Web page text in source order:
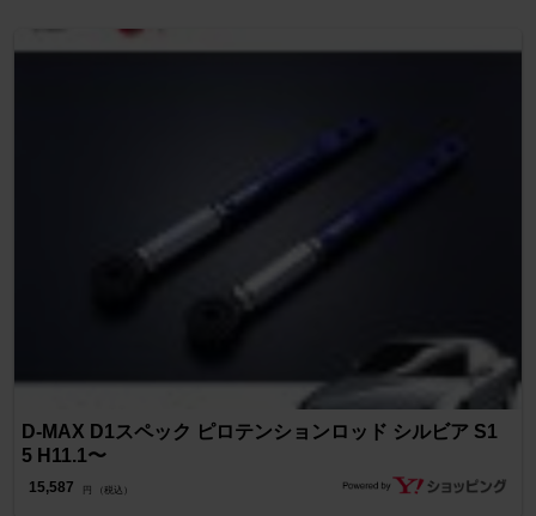
D-MAX D1スペック ピロテンションロッド シルビア S1
5 H11.1〜
15,587 円 （税込）